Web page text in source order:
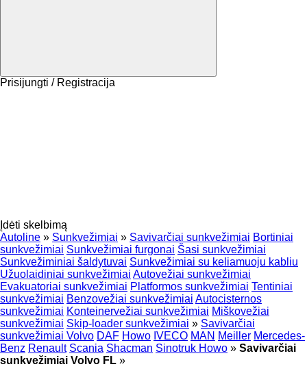
Prisijungti / Registracija
Įdėti skelbimą
Autoline » Sunkvežimiai » Savivarčiai sunkvežimiai Bortiniai
sunkvežimiai Sunkvežimiai furgonai Šasi sunkvežimiai
Sunkvežiminiai šaldytuvai Sunkvežimiai su keliamuoju kabliu
Užuolaidiniai sunkvežimiai Autovežiai sunkvežimiai
Evakuatoriai sunkvežimiai Platformos sunkvežimiai Tentiniai
sunkvežimiai Benzovežiai sunkvežimiai Autocisternos
sunkvežimiai Konteinervežiai sunkvežimiai Miškovežiai
sunkvežimiai Skip-loader sunkvežimiai » Savivarčiai
sunkvežimiai Volvo DAF Howo IVECO MAN Meiller Mercedes-
Benz Renault Scania Shacman Sinotruk Howo » Savivarčiai
sunkvežimiai Volvo FL »